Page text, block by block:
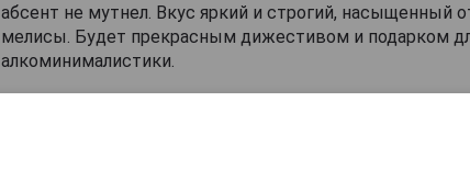
абсент не мутнел. Вкус яркий и строгий, насыщенный
мелисы. Будет прекрасным дижестивом и подарком
алкоминималистики.